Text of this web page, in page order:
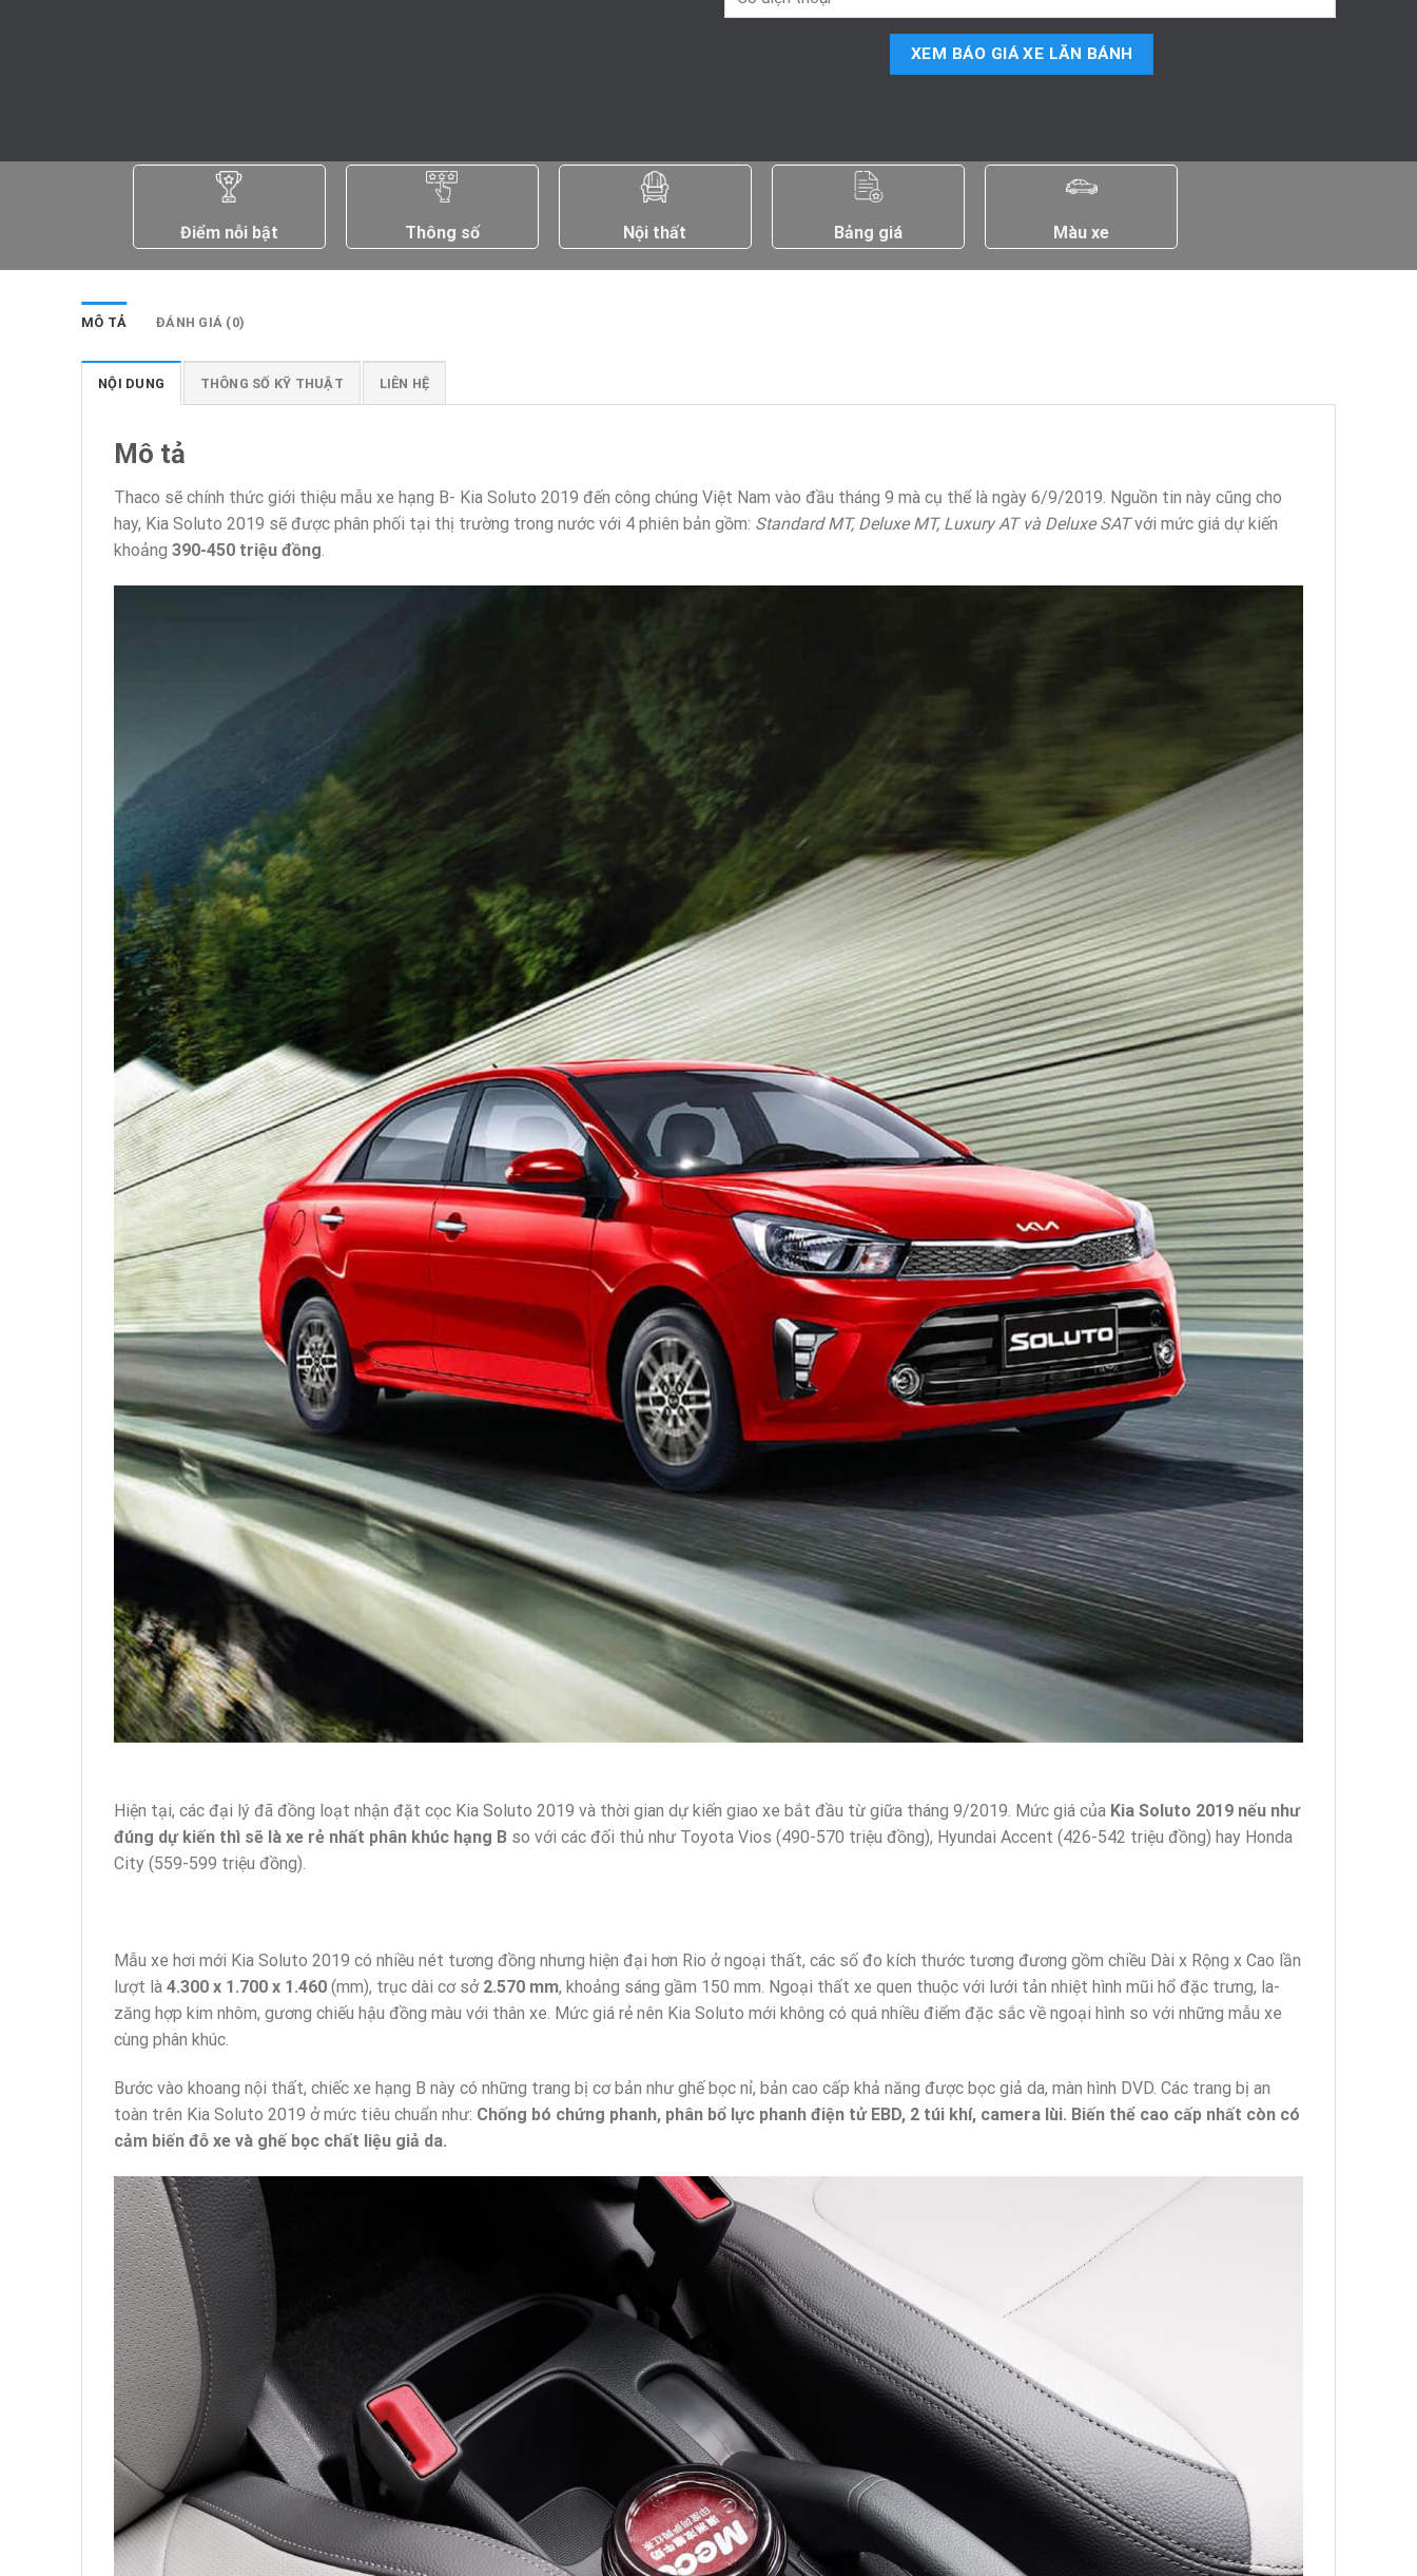
Điểm nỗi bật Thông số Nội thất Bảng giá Màu xe
MÔ TẢ ĐÁNH GIÁ (0)
NỘI DUNG THÔNG SỐ KỸ THUẬT LIÊN HỆ
Mô tả
Thaco sẽ chính thức giới thiệu mẫu xe hạng B- Kia Soluto 2019 đến công chúng Việt Nam vào đầu tháng 9 mà cụ thể là ngày 6/9/2019. Nguồn tin này cũng cho
hay, Kia Soluto 2019 sẽ được phân phối tại thị trường trong nước với 4 phiên bản gồm: Standard MT, Deluxe MT, Luxury AT và Deluxe SATvới mức giá dự kiến
khoảng 390-450 triệu đồng.
Hiện tại, các đại lý đã đồng loạt nhận đặt cọc Kia Soluto 2019 và thời gian dự kiến giao xe bắt đầu từ giữa tháng 9/2019. Mức giá của Kia Soluto 2019 nếu như
đúng dự kiến thì sẽ là xe rẻ nhất phân khúc hạng B so với các đối thủ như Toyota Vios (490-570 triệu đồng), Hyundai Accent (426-542 triệu đồng) hay Honda
City (559-599 triệu đồng).
Mẫu xe hơi mới Kia Soluto 2019 có nhiều nét tương đồng nhưng hiện đại hơn Rio ở ngoại thất, các số đo kích thước tương đương gồm chiều Dài x Rộng x Cao lần
lượt là 4.300 x 1.700 x 1.460 (mm), trục dài cơ sở 2.570 mm, khoảng sáng gầm 150 mm. Ngoại thất xe quen thuộc với lưới tản nhiệt hình mũi hổ đặc trưng, la-
zăng hợp kim nhôm, gương chiếu hậu đồng màu với thân xe. Mức giá rẻ nên Kia Soluto mới không có quá nhiều điểm đặc sắc về ngoại hình so với những mẫu xe
cùng phân khúc.
Bước vào khoang nội thất, chiếc xe hạng B này có những trang bị cơ bản như ghế bọc nỉ, bản cao cấp khả năng được bọc giả da, màn hình DVD. Các trang bị an
toàn trên Kia Soluto 2019 ở mức tiêu chuẩn như: Chống bó chứng phanh, phân bổ lực phanh điện tử EBD, 2 túi khí, camera lùi. Biến thể cao cấp nhất còn có
cảm biến đỗ xe và ghế bọc chất liệu giả da.